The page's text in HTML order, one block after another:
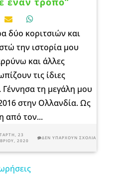
δύο κοριτσιών και
την ιστορία μου
και άλλες
τις ίδιες
Γέννησα τη μεγάλη μου
στην Ολλανδία. Ως
από τον...
23
2020
ΔΕΝ ΥΠΆΡΧΟΥΝ ΣΧΌΛΙΑ